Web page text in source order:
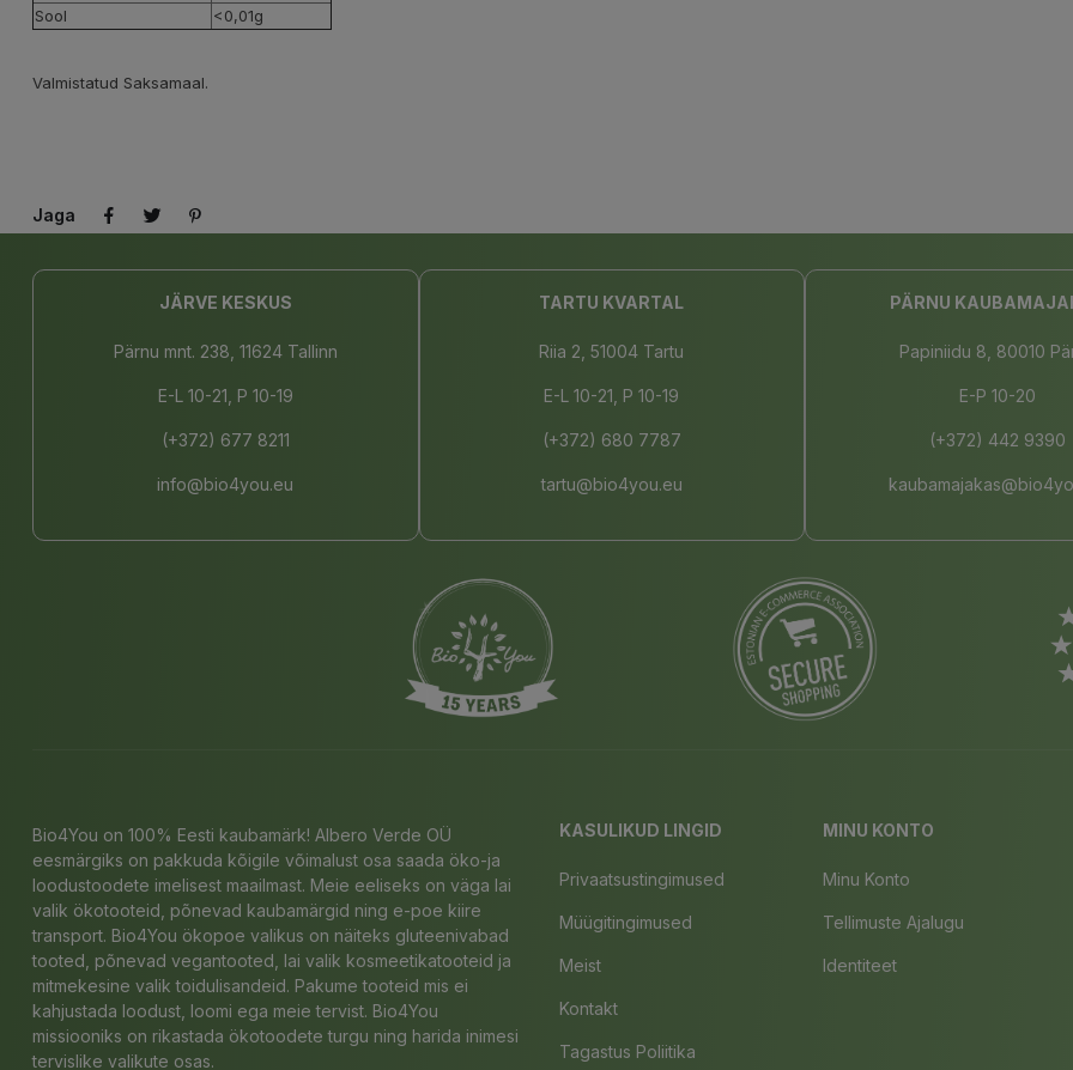
Sool
<0,01g
Valmistatud Saksamaal.
Jaga
JÄRVE KESKUS
Pärnu mnt. 238, 11624 Tallinn
E-L 10-21, P 10-19
(+372) 677 8211
info@bio4you.eu
TARTU KVARTAL
Riia 2, 51004 Tartu
E-L 10-21, P 10-19
(+372) 680 7787
tartu@bio4you.eu
PÄRNU
Papiniidu 8, 80010
E-P 10-20
(+372) 442 9390
Bio4You on 100% Eesti kaubamärk! Albero Verde OÜ
eesmärgiks on pakkuda kõigile võimalust osa saada öko-ja
loodustoodete imelisest maailmast. Meie eeliseks on väga lai
valik ökotooteid, põnevad kaubamärgid ning e-poe kiire
transport. Bio4You ökopoe valikus on näiteks gluteenivabad
tooted, põnevad vegantooted, lai valik kosmeetikatooteid ja
mitmekesine valik toidulisandeid. Pakume tooteid mis ei
kahjustada loodust, loomi ega meie tervist. Bio4You
missiooniks on rikastada ökotoodete turgu ning harida inimesi
tervislike valikute osas.
KASULIKUD LINGID
Privaatsustingimused
Müügitingimused
Meist
Kontakt
Tagastus Poliitika
MINU KONTO
Minu Konto
Tellimuste Ajalugu
Identiteet